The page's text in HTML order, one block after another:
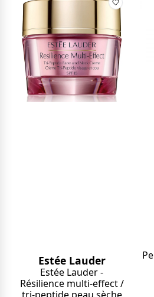
Estée Lauder
Estée Lauder -
Résilience multi-effect /